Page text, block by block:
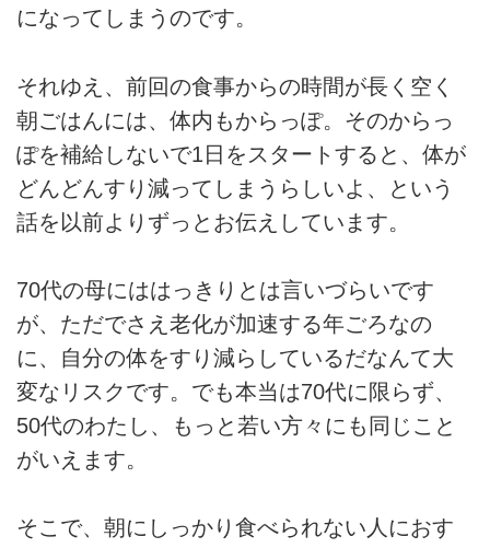
になってしまうのです。
それゆえ、前回の食事からの時間が長く空く
朝ごはんには、体内もからっぽ。そのからっ
ぽを補給しないで1日をスタートすると、体が
どんどんすり減ってしまうらしいよ、という
話を以前よりずっとお伝えしています。
70代の母にははっきりとは言いづらいです
が、ただでさえ老化が加速する年ごろなの
に、自分の体をすり減らしているだなんて大
変なリスクです。でも本当は70代に限らず、
50代のわたし、もっと若い方々にも同じこと
がいえます。
そこで、朝にしっかり食べられない人におす